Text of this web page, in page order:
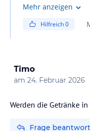
As all of our villas
from the beach,
Mehr anzeigen
Hilfreich0
Timo
am 24. Februar 2026
Werden die Getränke
Frage